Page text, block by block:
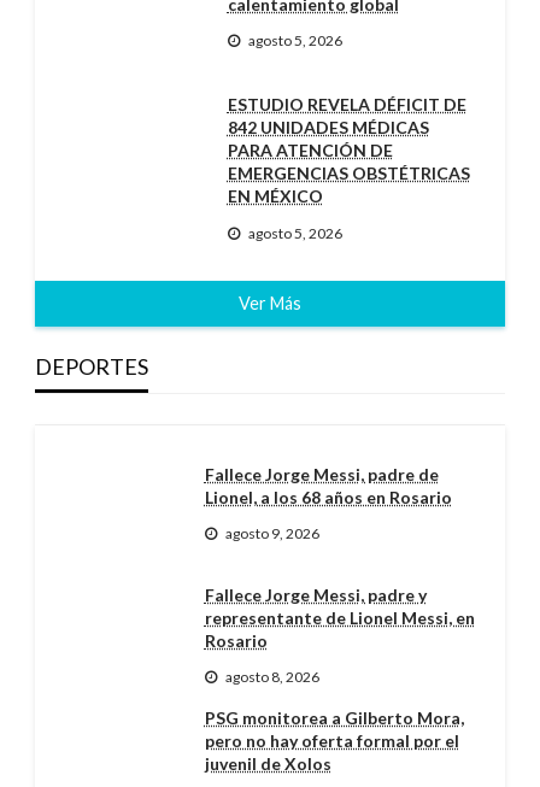
calentamiento global
agosto 5, 2026
ESTUDIO REVELA DÉFICIT DE
842 UNIDADES MÉDICAS
PARA ATENCIÓN DE
EMERGENCIAS OBSTÉTRICAS
EN MÉXICO
agosto 5, 2026
Ver Más
DEPORTES
Fallece Jorge Messi, padre de
Lionel, a los 68 años en Rosario
agosto 9, 2026
Fallece Jorge Messi, padre y
representante de Lionel Messi, en
Rosario
agosto 8, 2026
PSG monitorea a Gilberto Mora,
pero no hay oferta formal por el
juvenil de Xolos